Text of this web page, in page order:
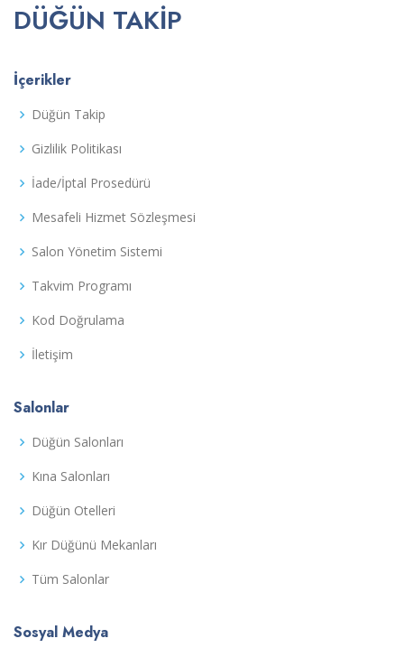
DÜĞÜN TAKIP
İçerikler
Düğün Takip
Gizlilik Politikası
İade/İptal Prosedürü
Mesafeli Hizmet Sözleşmesi
Salon Yönetim Sistemi
Takvim Programı
Kod Doğrulama
İletişim
Salonlar
Düğün Salonları
Kına Salonları
Düğün Otelleri
Kır Düğünü Mekanları
Tüm Salonlar
Sosyal Medya